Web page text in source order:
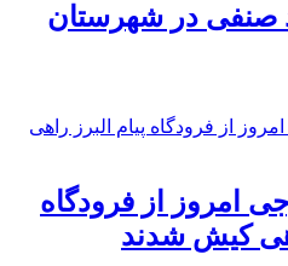
واحد صنفی در شهرستان
امروز از فرودگاه
کیش شدند